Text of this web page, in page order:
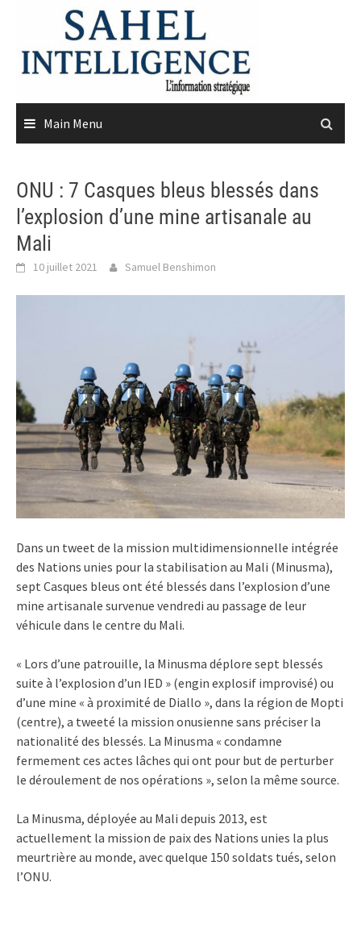
content
Main Menu
ONU : 7 Casques bleus blessés dans
l’explosion d’une mine artisanale au
Mali
10 juillet 2021 Samuel Benshimon
Dans un tweet de la mission multidimensionnelle intégrée
des Nations unies pour la stabilisation au Mali (Minusma),
sept Casques bleus ont été blessés dans l’explosion d’une
mine artisanale survenue vendredi au passage de leur
véhicule dans le centre du Mali.
« Lors d’une patrouille, la Minusma déplore sept blessés
suite à l’explosion d’un IED » (engin explosif improvisé) ou
d’une mine « à proximité de Diallo », dans la région de Mopti
(centre), a tweeté la mission onusienne sans préciser la
nationalité des blessés. La Minusma « condamne
fermement ces actes lâches qui ont pour but de perturber
le déroulement de nos opérations », selon la même source.
La Minusma, déployée au Mali depuis 2013, est
actuellement la mission de paix des Nations unies la plus
meurtrière au monde, avec quelque 150 soldats tués, selon
l’ONU.